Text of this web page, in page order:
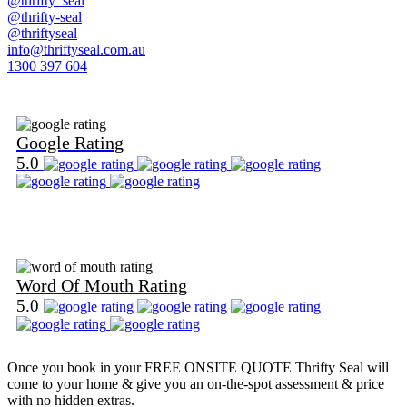
@thrifty-seal
@thriftyseal
info@thriftyseal.com.au
1300 397 604
Google Rating
5.0
Word Of Mouth Rating
5.0
Once you book in yourFREE ONSITE QUOTE Thrifty Seal will
come to your home & give you an on-the-spot assessment & price
with no hidden extras.